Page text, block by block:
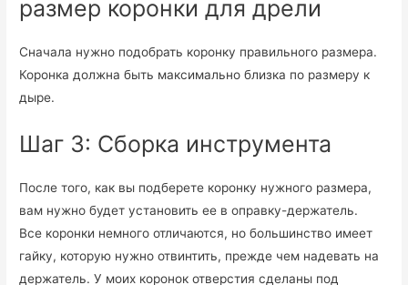
размер коронки для дрели
Сначала нужно подобрать коронку правильного размера.
Коронка должна быть максимально близка по размеру к
дыре.
Шаг 3: Сборка инструмента
После того, как вы подберете коронку нужного размера,
вам нужно будет установить ее в оправку-держатель.
Все коронки немного отличаются, но большинство имеет
гайку, которую нужно отвинтить, прежде чем надевать на
держатель. У моих коронок отверстия сделаны под